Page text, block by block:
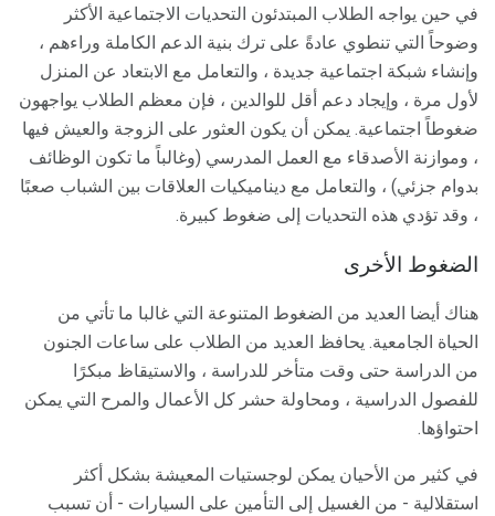
في حين يواجه الطلاب المبتدئون التحديات الاجتماعية الأكثر
وضوحاً التي تنطوي عادةً على ترك بنية الدعم الكاملة وراءهم ،
وإنشاء شبكة اجتماعية جديدة ، والتعامل مع الابتعاد عن المنزل
لأول مرة ، وإيجاد دعم أقل للوالدين ، فإن معظم الطلاب يواجهون
ضغوطاً اجتماعية. يمكن أن يكون العثور على الزوجة والعيش فيها
، وموازنة الأصدقاء مع العمل المدرسي (وغالباً ما تكون الوظائف
بدوام جزئي) ، والتعامل مع ديناميكيات العلاقات بين الشباب صعبًا
، وقد تؤدي هذه التحديات إلى ضغوط كبيرة.
الضغوط الأخرى
هناك أيضا العديد من الضغوط المتنوعة التي غالبا ما تأتي من
الحياة الجامعية. يحافظ العديد من الطلاب على ساعات الجنون
من الدراسة حتى وقت متأخر للدراسة ، والاستيقاظ مبكرًا
للفصول الدراسية ، ومحاولة حشر كل الأعمال والمرح التي يمكن
احتواؤها.
في كثير من الأحيان يمكن لوجستيات المعيشة بشكل أكثر
استقلالية - من الغسيل إلى التأمين على السيارات - أن تسبب